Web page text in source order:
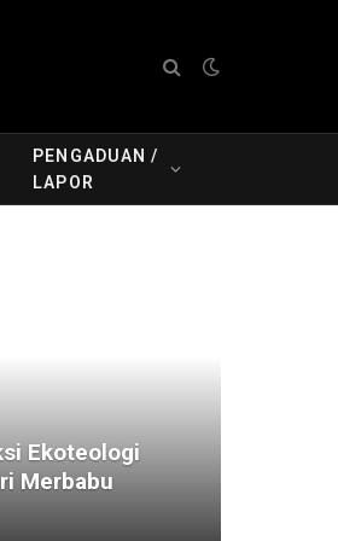
PENGADUAN /
LAPOR
Ekoteologi
Merbabu